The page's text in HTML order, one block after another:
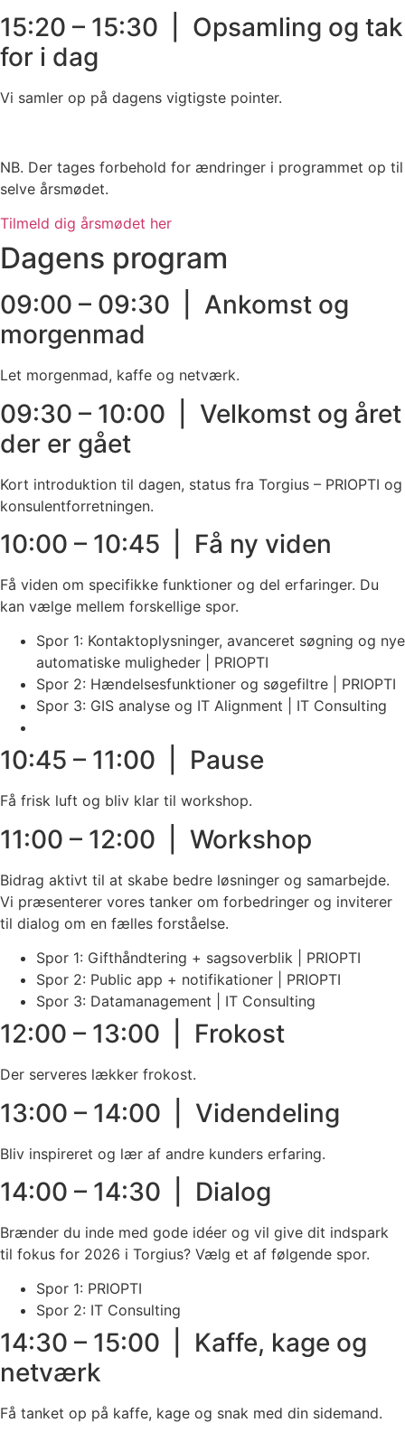
15:20 – 15:30 | Opsamling og tak
for i dag
Vi samler op på dagens vigtigste pointer.
NB. Der tages forbehold for ændringer i programmet op til
selve årsmødet.
Tilmeld dig årsmødet her
Dagens program
09:00 – 09:30 | Ankomst og
morgenmad
Let morgenmad, kaffe og netværk.
09:30 – 10:00 | Velkomst og året
der er gået
Kort introduktion til dagen, status fra Torgius – PRIOPTI og
konsulentforretningen.
10:00 – 10:45 | Få ny viden
Få viden om specifikke funktioner og del erfaringer. Du
kan vælge mellem forskellige spor.
Spor 1: Kontaktoplysninger, avanceret søgning og nye
automatiske muligheder | PRIOPTI
Spor 2: Hændelsesfunktioner og søgefiltre | PRIOPTI
Spor 3: GIS analyse og IT Alignment | IT Consulting
10:45 – 11:00 | Pause
Få frisk luft og bliv klar til workshop.
11:00 – 12:00 | Workshop
Bidrag aktivt til at skabe bedre løsninger og samarbejde.
Vi præsenterer vores tanker om forbedringer og inviterer
til dialog om en fælles forståelse.
Spor 1: Gifthåndtering + sagsoverblik | PRIOPTI
Spor 2: Public app + notifikationer | PRIOPTI
Spor 3: Datamanagement | IT Consulting
12:00 – 13:00 | Frokost
Der serveres lækker frokost.
13:00 – 14:00 | Videndeling
Bliv inspireret og lær af andre kunders erfaring.
14:00 – 14:30 | Dialog
Brænder du inde med gode idéer og vil give dit indspark
til fokus for 2026 i Torgius? Vælg et af følgende spor.
Spor 1: PRIOPTI
Spor 2: IT Consulting
14:30 – 15:00 | Kaffe, kage og
netværk
Få tanket op på kaffe, kage og snak med din sidemand.